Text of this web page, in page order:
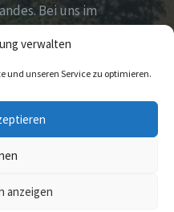
verwalten
und unseren Service zu optimieren.
anzeigen
Bei uns im
Dorfleben und viel